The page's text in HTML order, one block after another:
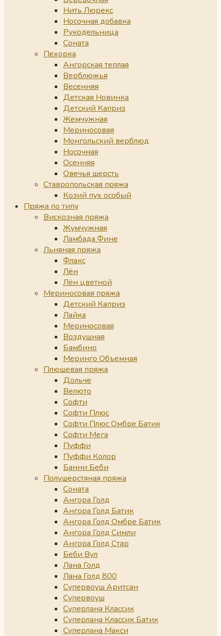
Нить Люрекс
Носочная добавка
Рукодельница
Соната
Пехорка
Ангорская теплая
Верблюжья
Весенняя
Детская Новинка
Детский Каприз
Жемчужная
Мериносовая
Монгольский верблюд
Носочная
Осенняя
Овечья шерсть
Ставропольская пряжа
Козий пух особый
Пряжа по типу
Вискозная пряжа
Жумчужная
Ламбада Фине
Льняная пряжа
Флакс
Лён
Лён цветной
Мериносовая пряжа
Детский Каприз
Лайка
Мериносовая
Воздушная
Бамбино
Меринго Объемная
Плюшевая пряжа
Дольче
Велюто
Софти
Софти Плюс
Софти Плюс Омбре Батик
Софти Мега
Пуффи
Пуффи Колор
Банни Беби
Полушерстяная пряжа
Соната
Ангора Голд
Ангора Голд Батик
Ангора Голд Омбре Батик
Ангора Голд Симли
Ангора Голд Стар
Беби Вул
Лана Голд
Лана Голд 800
Супервоуш Аритсан
Супервоуш
Суперлана Классик
Суперлана Классик Батик
Суперлана Макси